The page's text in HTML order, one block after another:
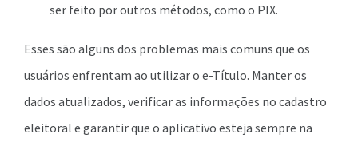
ser feito por outros métodos, como o PIX.
Esses são alguns dos problemas mais comuns que os
usuários enfrentam ao utilizar o e-Título. Manter os
dados atualizados, verificar as informações no cadastro
eleitoral e garantir que o aplicativo esteja sempre na